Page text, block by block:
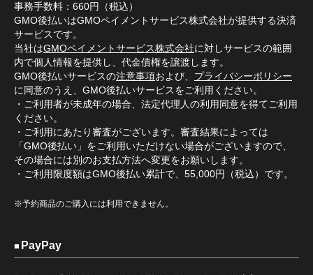
事務手数料：660円（税込）
GMO後払いはGMOペイメントサービス株式会社が提供する決済
サービスです。
当社はGMOペイメントサービス株式会社に対しサービスの範囲
内で個人情報を提供し、代金債権を譲渡します。
GMO後払いサービスの注意事項および、 プライバシーポリシー
に同意のうえ、GMO後払いサービスをご利用ください。
・ご利用者が未成年の場合、法定代理人の利用同意を得てご利用
ください。
・ご利用にあたり審査がございます。審査結果によっては
「GMO後払い」をご利用いただけない場合がございますので、
その場合には別のお支払方法へ変更をお願いします。
・ご利用限度額はGMO後払い累計で、55,000円（税込）です。
※予約商品のご購入には利用できません。
PayPay